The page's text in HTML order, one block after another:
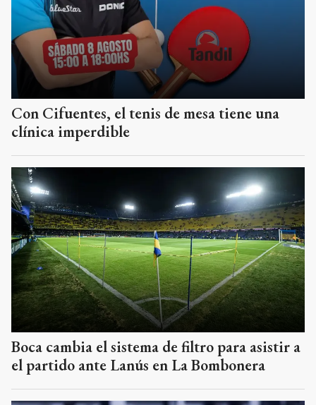
Con Cifuentes, el tenis de mesa tiene una
clínica imperdible
Boca cambia el sistema de filtro para asistir a
el partido ante Lanús en La Bombonera